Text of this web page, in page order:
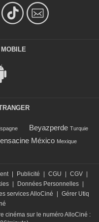
Beyazperde Turquie
México Mexique
Publicité CGU CGV
Données Personnelles
services AlloCiné
Gérer Utiq
cinéma sur le numéro AlloCiné :